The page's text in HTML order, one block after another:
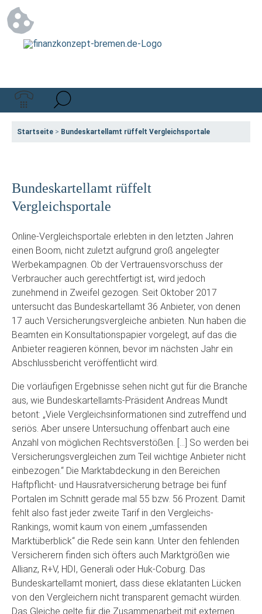
Startseite > Bundeskartellamt rüffelt Vergleichsportale
Bundeskartellamt rüffelt
Vergleichsportale
Online-Vergleichsportale erlebten in den letzten Jahren
einen Boom, nicht zuletzt aufgrund groß angelegter
Werbekampagnen. Ob der Vertrauensvorschuss der
Verbraucher auch gerechtfertigt ist, wird jedoch
zunehmend in Zweifel gezogen. Seit Oktober 2017
untersucht das Bundeskartellamt 36 Anbieter, von denen
17 auch Versicherungsvergleiche anbieten. Nun haben die
Beamten ein Konsultationspapier vorgelegt, auf das die
Anbieter reagieren können, bevor im nächsten Jahr ein
Abschlussbericht veröffentlicht wird.
Die vorläufigen Ergebnisse sehen nicht gut für die Branche
aus, wie Bundeskartellamts-Präsident Andreas Mundt
betont: „Viele Vergleichsinformationen sind zutreffend und
seriös. Aber unsere Untersuchung offenbart auch eine
Anzahl von möglichen Rechtsverstößen. […] So werden bei
Versicherungsvergleichen zum Teil wichtige Anbieter nicht
einbezogen.“ Die Marktabdeckung in den Bereichen
Haftpflicht- und Hausratversicherung betrage bei fünf
Portalen im Schnitt gerade mal 55 bzw. 56 Prozent. Damit
fehlt also fast jeder zweite Tarif in den Vergleichs-
Rankings, womit kaum von einem „umfassenden
Marktüberblick“ die Rede sein kann. Unter den fehlenden
Versicherern finden sich öfters auch Marktgrößen wie
Allianz, R+V, HDI, Generali oder Huk-Coburg. Das
Bundeskartellamt moniert, dass diese eklatanten Lücken
von den Vergleichern nicht transparent gemacht würden.
Das Gleiche gelte für die Zusammenarbeit mit externen